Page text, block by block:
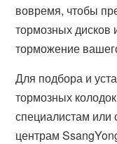
вовремя, чтобы
тормозных дисков
торможение
Для подбора и
тормозных
специалистам
центрам